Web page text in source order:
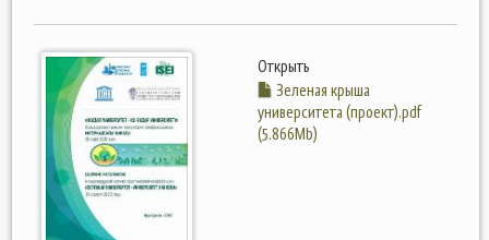
Открыть
Зеленая крыша
университета (проект).pdf
(5.866Mb)